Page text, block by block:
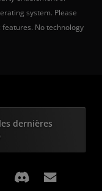
system. Please
No technology
dernières
Facebook